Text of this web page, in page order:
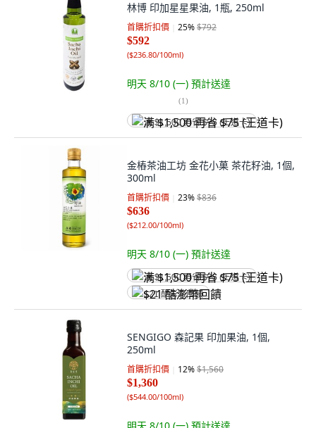
林博 印加星星果油, 1瓶, 250ml
首購折扣價 25%$792
$592
($236.80/100ml)
明天 8/10 (一) 預計送達
(1)
满 $1,500 再省 $75 (王道卡)
金樁茶油工坊 金花小菓 茶花籽油, 1個,
300ml
首購折扣價 23%$836
$636
($212.00/100ml)
明天 8/10 (一) 預計送達
满 $1,500 再省 $75 (王道卡)
$21 酷澎幣回饋
SENGIGO 森記果 印加果油, 1個,
250ml
首購折扣價 12%$1,560
$1,360
($544.00/100ml)